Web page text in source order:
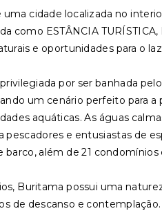
cidade localizada no
como ESTÂNCIA
e oportunidades para o
por ser banhada
um cenário perfeito para a
aquáticas. As águas
pescadores e entusiastas de
barco, além de 21
Buritama possui uma
de descanso e